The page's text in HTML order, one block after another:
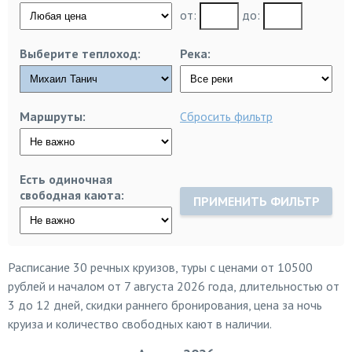
от: до:
Выберите теплоход: Река:
Маршруты: Сбросить фильтр
Есть одиночная
свободная каюта:
ПРИМЕНИТЬ ФИЛЬТР
Расписание 30 речных круизов, туры с ценами от 10500
рублей и началом от 7 августа 2026 года, длительностью от
3 до 12 дней, скидки раннего бронирования, цена за ночь
круиза и количество свободных кают в наличии.